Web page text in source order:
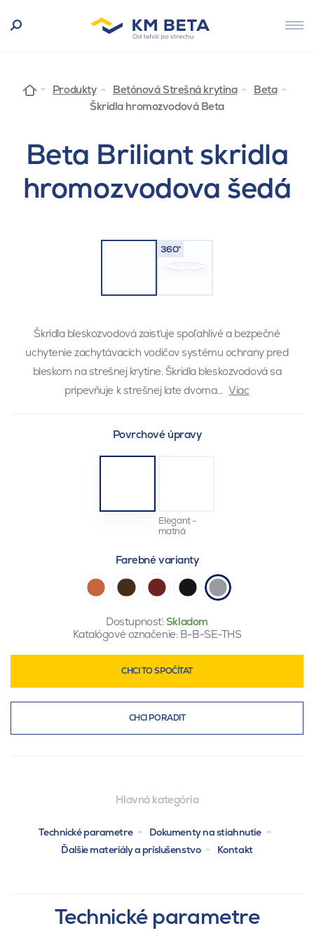
Produkty Betónová Strešná krytina
Beta
Škridla hromozvodová Beta
Beta Briliant skridla
hromozvodova šedá
360°
Škridla bleskozvodová zaisťuje spoľahlivé a bezpečné
uchytenie zachytávacích vodičov systému ochrany pred
bleskom na strešnej krytine. Škridla bleskozvodová sa
pripevňuje k strešnej late dvoma… Viac
Povrchové úpravy
Elegant -
matná
Farebné varianty
Dostupnosť:Skladom
Katalógové označenie: B-B-SE-THS
CHCI TO SPOČÍTAT
CHCI PORADIT
Hlavná kategória
Technické parametre
Dokumenty na stiahnutie
Ďalšie materiály a príslušenstvo
Kontakt
Technické parametre